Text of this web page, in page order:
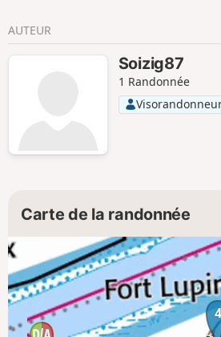
AUTEUR
Soizig87
1 Randonnée
Carte de la randonnée
4